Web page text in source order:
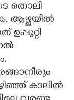
തൊലി
ആഴ്ചയിൽ
ഉപ്പൂറ്റി
കാലിൽ